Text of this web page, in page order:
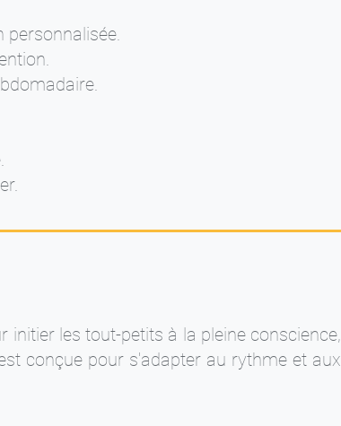
personnalisée.
les tout-petits à la pleine conscience,
conçue pour s'adapter au rythme et aux